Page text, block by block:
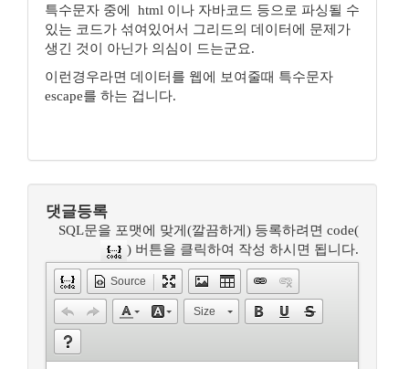
특수문자 중에 html 이나 자바코드 등으로 파싱될 수
있는 코드가 섞여있어서 그리드의 데이터에 문제가
생긴 것이 아닌가 의심이 드는군요.
이런경우라면 데이터를 웹에 보여줄때 특수문자
escape를 하는 겁니다.
댓글등록
SQL문을 포맷에 맞게(깔끔하게) 등록하려면 code(
) 버튼을 클릭하여 작성 하시면 됩니다.
Source
Size